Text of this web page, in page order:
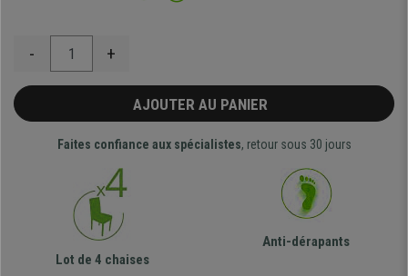
- +
AJOUTER AU PANIER
Faites confiance aux spécialistes, retour sous 30 jours
Lot de 4 chaises
Anti-dérapants